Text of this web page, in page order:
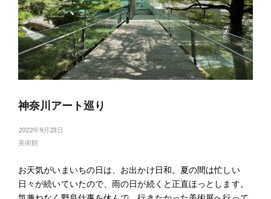
神奈川アート巡り
2022年9月23日
美術館
お天気がいまいちの日は、お出かけ日和。夏の間は忙しい
日々が続いていたので、雨の日が続くと正直ほっとします。